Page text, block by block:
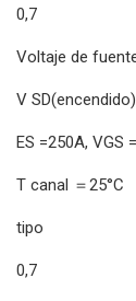
0,7
Voltaje de
V
ES =250A, VGS
T canal ＝25°C
tipo
0,7